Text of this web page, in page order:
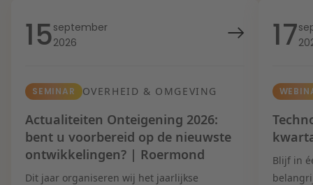
15september
2026
SEMINAR OVERHEID & OMGEVING
Actualiteiten Onteigening 2026:
bent u voorbereid op de nieuwste
ontwikkelingen? | Roermond
Dit jaar organiseren wij het jaarlijkse
17
Blijf in